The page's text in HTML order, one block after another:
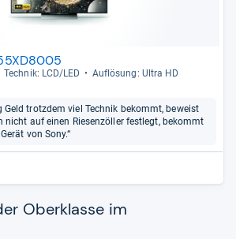
Tech­nik: LCD/LED Auf­lö­sung: Ultra HD
Geld trotzdem viel Technik bekommt, beweist
nicht auf einen Riesenzöller festlegt, bekommt
von Sony.“
Oberklasse im